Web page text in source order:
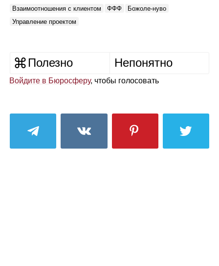
Взаимоотношения с клиентом ФФФ
Божоле‑нуво
Управление проектом
Полезно Непонятно
Войдите в Бюросферу, чтобы голосовать